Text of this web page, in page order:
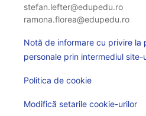
stefan.lefter@edupedu.ro
ramona.florea@edupedu.ro
Notă de informare cu privire la
personale prin intermediul site-
Politica de cookie
Modifică setarile cookie-urilor